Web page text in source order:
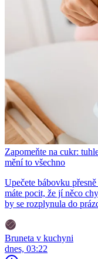
Zapomeňte na cukr:
mění to všechno
Upečete bábovku
máte pocit, že jí něco
by se rozplynula do
Bruneta v kuchyni
dnes, 03:22